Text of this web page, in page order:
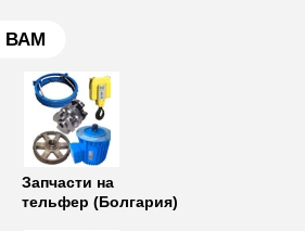
ВАМ
Запчасти на
тельфер (Болгария)